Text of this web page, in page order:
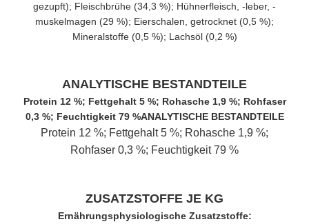
gezupft); Fleischbrühe (34,3 %); Hühnerfleisch, -leber, -
muskelmagen (29 %); Eierschalen, getrocknet (0,5 %);
Mineralstoffe (0,5 %); Lachsöl (0,2 %)
ANALYTISCHE BESTANDTEILE
Protein 12 %; Fettgehalt 5 %; Rohasche 1,9 %; Rohfaser
0,3 %; Feuchtigkeit 79 %ANALYTISCHE BESTANDTEILE
Protein 12 %; Fettgehalt 5 %; Rohasche 1,9 %;
Rohfaser 0,3 %; Feuchtigkeit 79 %
ZUSATZSTOFFE JE KG
Ernährungsphysiologische Zusatzstoffe: